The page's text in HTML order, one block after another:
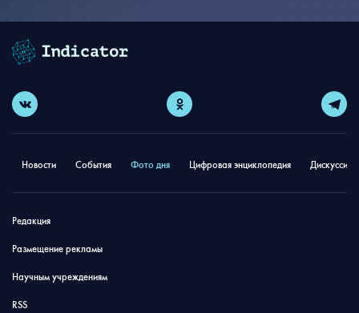
Новости События Фото дня Цифровая энциклопедия
Редакция
Размещение рекламы
Научным учреждениям
RSS